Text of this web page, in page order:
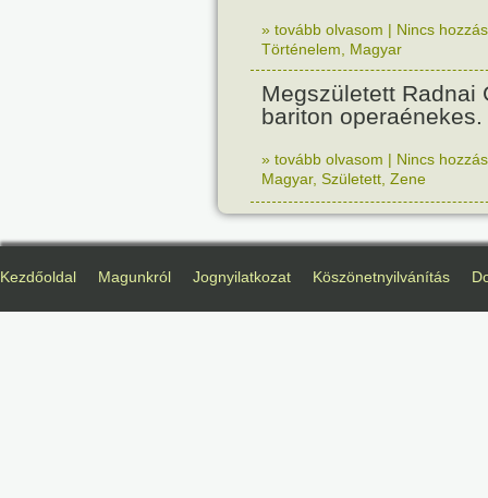
» tovább olvasom | Nincs
Történelem
Magyar
Megszületett Radnai
bariton operaénekes.
» tovább olvasom | Nincs
Magyar, Született Zene
Kezdőoldal Magunkról Jognyilatkozat Köszönetnyilvánítás